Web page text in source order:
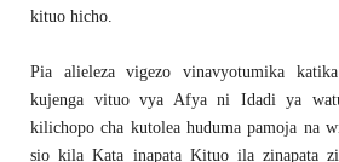
kituo hicho.
Pia alieleza vigezo vinavyotumika
kujenga vituo vya Afya ni Idadi ya
kilichopo cha kutolea huduma pamoja na
sio kila Kata inapata Kituo ila zinapata